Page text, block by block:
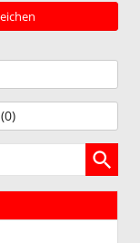
0)